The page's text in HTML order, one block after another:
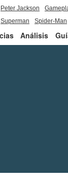
Peter Jackson
Superman
Spider-Man
Análisis